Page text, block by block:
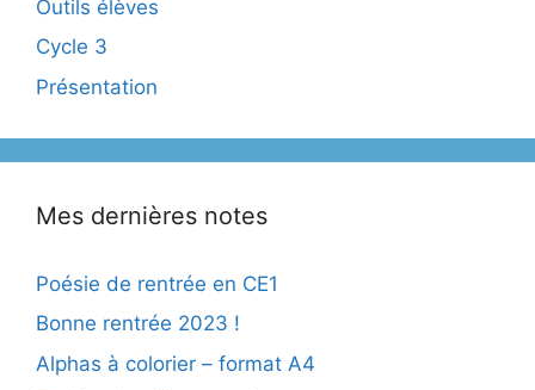
Outils élèves
Cycle 3
Présentation
Mes dernières notes
Poésie de rentrée en CE1
Bonne rentrée 2023 !
Alphas à colorier – format A4